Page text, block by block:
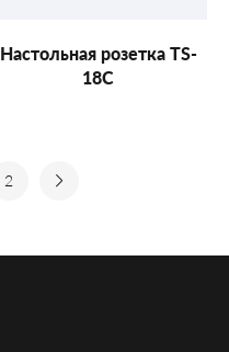
Настольная розетка TS-
18C
2